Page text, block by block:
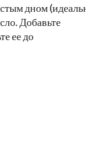
дном
Добавьте
ее до